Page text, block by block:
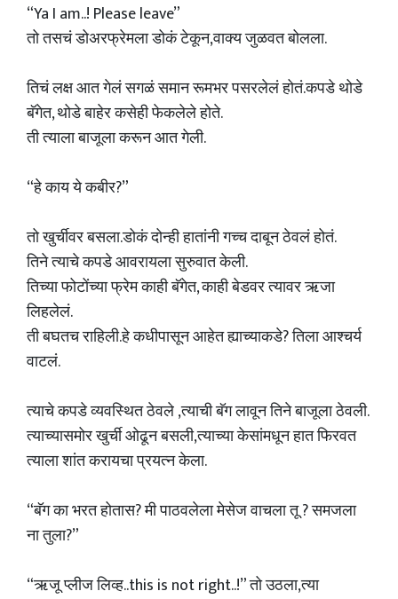
“Ya I am..! Please leave”
तो तसचं डोअरफ्रेमला डोकं टेकून,वाक्य जुळवत बोलला.
तिचं लक्ष आत गेलं सगळं समान रूमभर पसरलेलं होतं.कपडे थोडे
बॅगेत, थोडे बाहेर कसेही फेकलेले होते.
ती त्याला बाजूला करून आत गेली.
“हे काय ये कबीर?”
तो खुर्चीवर बसला.डोकं दोन्ही हातांनी गच्च दाबून ठेवलं होतं.
तिने त्याचे कपडे आवरायला सुरुवात केली.
तिच्या फोटोंच्या फ्रेम काही बॅगेत, काही बेडवर त्यावर ऋजा
लिहलेलं.
ती बघतच राहिली.हे कधीपासून आहेत ह्याच्याकडे? तिला आश्चर्य
वाटलं.
त्याचे कपडे व्यवस्थित ठेवले ,त्याची बॅग लावून तिने बाजूला ठेवली.
त्याच्यासमोर खुर्ची ओढून बसली,त्याच्या केसांमधून हात फिरवत
त्याला शांत करायचा प्रयत्न केला.
“बॅग का भरत होतास? मी पाठवलेला मेसेज वाचला तू ? समजला
ना तुला?”
“ऋजू प्लीज लिव्ह..this is not right..!” तो उठला,त्या